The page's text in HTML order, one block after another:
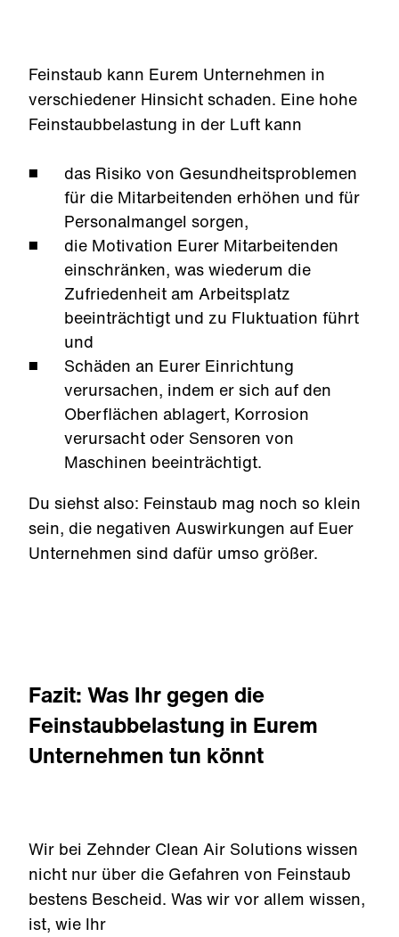
Feinstaub kann Eurem Unternehmen in
verschiedener Hinsicht schaden. Eine hohe
Feinstaubbelastung in der Luft kann
das Risiko von Gesundheitsproblemen
für die Mitarbeitenden erhöhen und für
Personalmangel sorgen,
die Motivation Eurer Mitarbeitenden
einschränken, was wiederum die
Zufriedenheit am Arbeitsplatz
beeinträchtigt und zu Fluktuation führt
und
Schäden an Eurer Einrichtung
verursachen, indem er sich auf den
Oberflächen ablagert, Korrosion
verursacht oder Sensoren von
Maschinen beeinträchtigt.
Du siehst also: Feinstaub mag noch so klein
sein, die negativen Auswirkungen auf Euer
Unternehmen sind dafür umso größer.
Fazit: Was Ihr gegen die
Feinstaubbelastung in Eurem
Unternehmen tun könnt
Wir bei Zehnder Clean Air Solutions wissen
nicht nur über die Gefahren von Feinstaub
bestens Bescheid. Was wir vor allem wissen,
ist, wie Ihr